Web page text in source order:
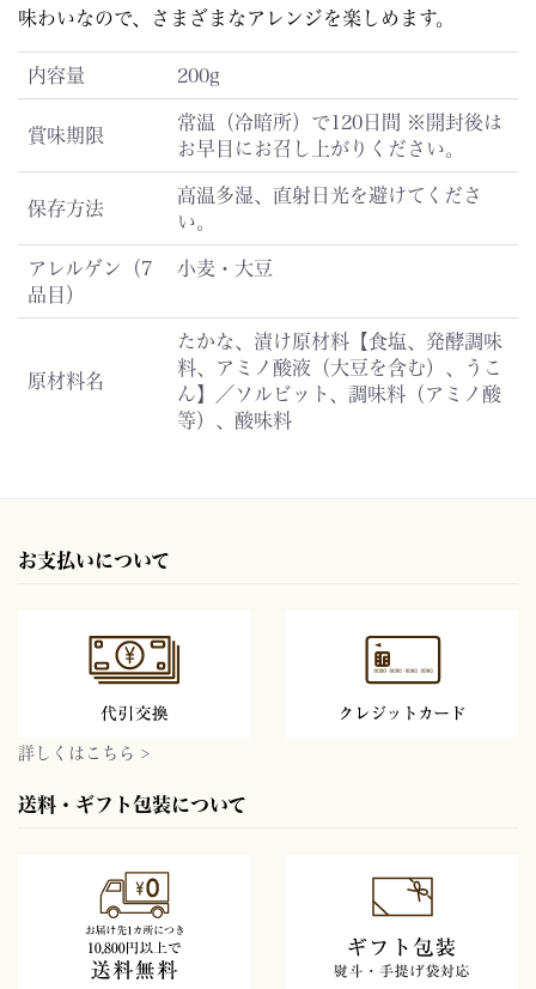
味わいなので、さまざまなアレンジを楽しめます。
内容量 200g
賞味期限
常温（冷暗所）で120日間 ※開封後は
お早目にお召し上がりください。
保存方法
高温多湿、直射日光を避けてくださ
い。
アレルゲン（7
品目）
小麦・大豆
原材料名
たかな、漬け原材料【食塩、発酵調味
料、アミノ酸液（大豆を含む）、うこ
ん】／ソルビット、調味料（アミノ酸
等）、酸味料
お支払いについて
詳しくはこちら >
送料・ギフト包装について